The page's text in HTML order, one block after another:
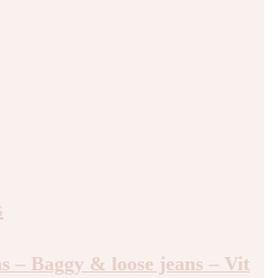
– Baggy & loose jeans – Vit